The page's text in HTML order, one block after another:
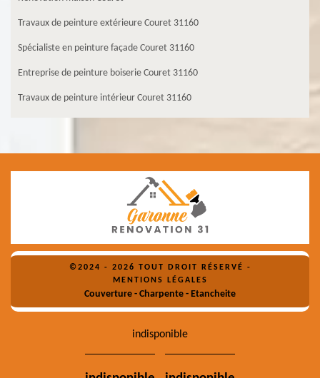
Travaux de peinture extérieure Couret 31160
Spécialiste en peinture façade Couret 31160
Entreprise de peinture boiserie Couret 31160
Travaux de peinture intérieur Couret 31160
©2024 - 2026 TOUT DROIT RÉSERVÉ -
MENTIONS LÉGALES
Couverture - Charpente - Etancheite
indisponible